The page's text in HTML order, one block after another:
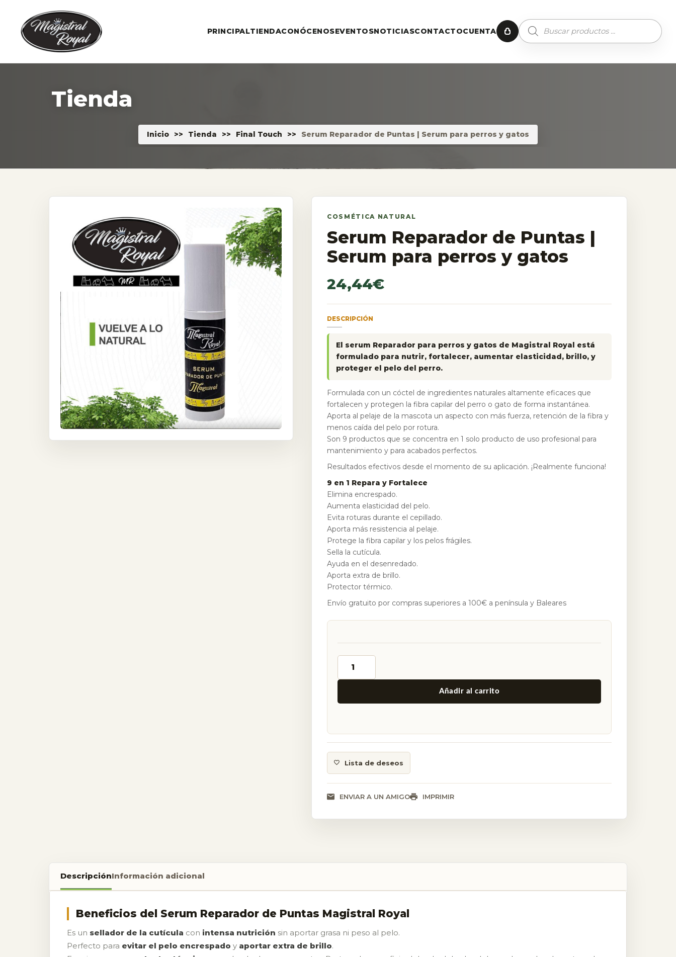
PRINCIPALTIENDACONÓCENOSEVENTOSNOTICIASCONTACTOCUENTA
Tienda
Inicio >> Tienda >> Final Touch >> Serum Reparador de Puntas | Serum para perros y gatos
Serum Reparador de Puntas |
Serum para perros y gatos
24,44€
DESCRIPCIÓN
El serum Reparador para perros y gatos de Magistral Royal está
formulado para nutrir, fortalecer, aumentar elasticidad, brillo, y
proteger el pelo del perro.
Formulada con un cóctel de ingredientes naturales altamente eficaces que
fortalecen y protegen la fibra capilar del perro o gato de forma instantánea.
Aporta al pelaje de la mascota un aspecto con más fuerza, retención de la fibra y
menos caída del pelo por rotura.
Son 9 productos que se concentra en 1 solo producto de uso profesional para
mantenimiento y para acabados perfectos.
Resultados efectivos desde el momento de su aplicación. ¡Realmente funciona!
9 en 1 Repara y Fortalece
Elimina encrespado.
Aumenta elasticidad del pelo.
Evita roturas durante el cepillado.
Aporta más resistencia al pelaje.
Protege la fibra capilar y los pelos frágiles.
Sella la cutícula.
Ayuda en el desenredado.
Aporta extra de brillo.
Protector térmico.
Envío gratuito por compras superiores a 100€ a península y Baleares
Añadir al carrito
Lista de deseos
ENVIAR A UN AMIGO IMPRIMIR
DescripciónInformación adicional
Beneficios del Serum Reparador de Puntas Magistral Royal
Es un sellador de la cutícula con intensa nutrición sin aportar grasa ni peso al pelo.
Perfecto para evitar el pelo encrespado y aportar extra de brillo.